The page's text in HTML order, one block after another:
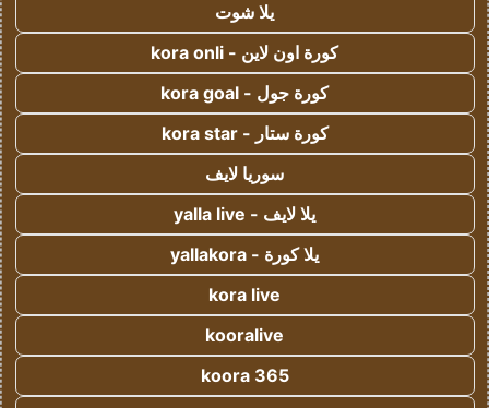
يلا شوت
كورة اون لاين - kora onli
كورة جول - kora goal
كورة ستار - kora star
سوريا لايف
يلا لايف - yalla live
يلا كورة - yallakora
kora live
kooralive
koora 365